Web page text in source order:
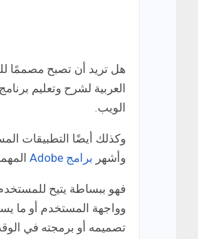
هل تريد أن تصبح مصممًا
العربية لشرح وتعليم
الويب.
وكذلك أيضًا التطبيقات
وأشهر برامج Adobe
فهو ببساطة يتيح
تصميمه أو برمجته في